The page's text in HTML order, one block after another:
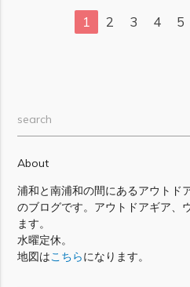
1 2 3 4 5
search
About
浦和と南浦和の間にあるアウトド
のブログです。アウトドアギア、
ます。
水曜定休。
地図はこちらになります。